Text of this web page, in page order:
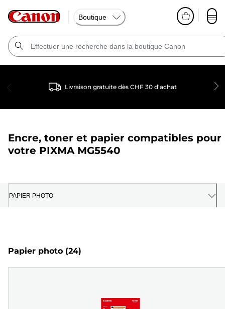
Boutique
Livraison gratuite dès CHF 30 d'achat
Encre, toner et papier compatibles pour
votre PIXMA MG5540
PAPIER PHOTO
Papier photo (24)